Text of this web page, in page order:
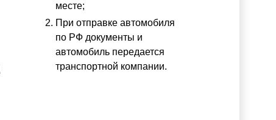
месте;
При отправке автомобиля
по РФ документы и
автомобиль передается
транспортной компании.